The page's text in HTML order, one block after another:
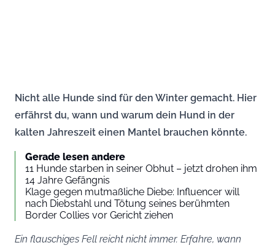
Nicht alle Hunde sind für den Winter gemacht. Hier
erfährst du, wann und warum dein Hund in der
kalten Jahreszeit einen Mantel brauchen könnte.
Gerade lesen andere
11 Hunde starben in seiner Obhut – jetzt drohen ihm
14 Jahre Gefängnis
Klage gegen mutmaßliche Diebe: Influencer will
nach Diebstahl und Tötung seines berühmten
Border Collies vor Gericht ziehen
Ein flauschiges Fell reicht nicht immer. Erfahre, wann